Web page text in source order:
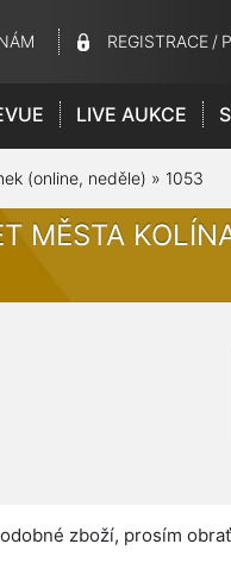
REGISTRACE /
LIVE AUKCE
(online, neděle) » 1053
MĚSTA
zboží, prosím